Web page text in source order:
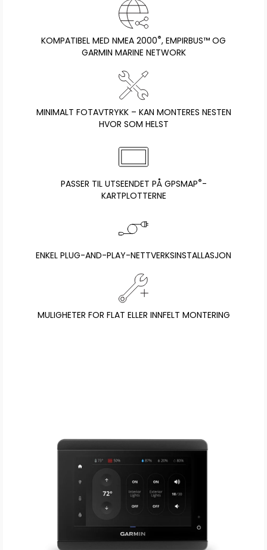
KOMPATIBEL MED NMEA 2000®, EMPIRBUS™ OG
GARMIN MARINE NETWORK
MINIMALT FOTAVTRYKK – KAN MONTERES NESTEN
HVOR SOM HELST
PASSER TIL UTSEENDET PÅ GPSMAP®-
KARTPLOTTERNE
ENKEL PLUG-AND-PLAY-NETTVERKSINSTALLASJON
MULIGHETER FOR FLAT ELLER INNFELT MONTERING